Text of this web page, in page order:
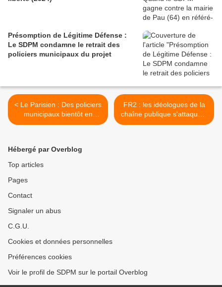
Présomption de Légitime Défense :
Le SDPM condamne le retrait des
policiers municipaux du projet
< Le Parisien : Des policiers
municipaux bientôt en
grève
FR2 : les idéologues de la
chaîne publique s'attaquent
encore aux forces de l'ordre
Hébergé par Overblog
Top articles
Pages
Contact
Signaler un abus
C.G.U.
Cookies et données personnelles
Préférences cookies
Voir le profil de SDPM sur le portail Overblog